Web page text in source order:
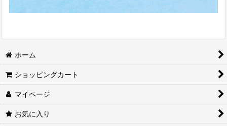
ホーム
ショッピングカート
マイページ
お気に入り